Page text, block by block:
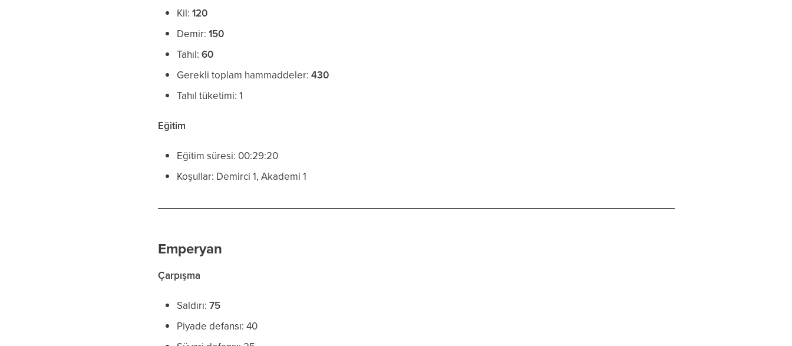
Kil:120
Demir:150
Tahıl:60
Gerekli toplam hammaddeler:430
Tahıl tüketimi: 1
Eğitim
Eğitim süresi: 00:29:20
Koşullar: Demirci 1, Akademi 1
Emperyan
Çarpışma
Saldırı:75
Piyade defansı: 40